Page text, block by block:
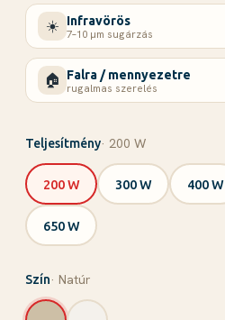
☀️ Infravörös
7–10 µm sugárzás
🏠 Falra / mennyezetre
rugalmas szerelés
Teljesítmény· 200 W
200 W 300 W 400 W
650 W
Szín· Natúr